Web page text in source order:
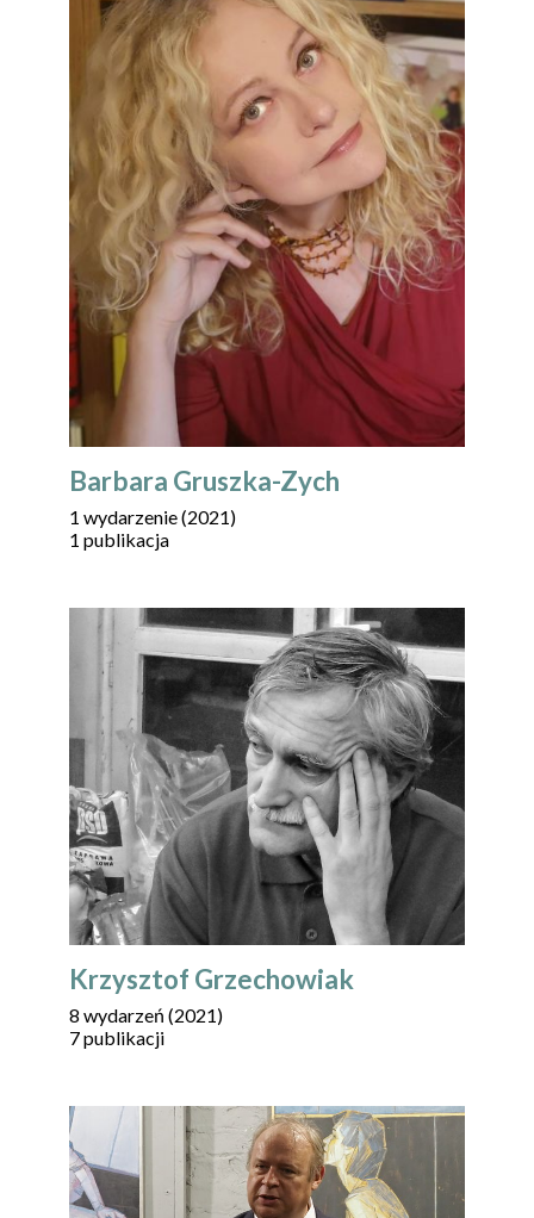
Barbara Gruszka-Zych
1 wydarzenie (2021)
1 publikacja
Krzysztof Grzechowiak
8 wydarzeń (2021)
7 publikacji